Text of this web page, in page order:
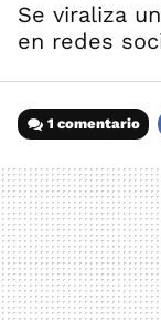
Se viraliza
en redes
1 comentario